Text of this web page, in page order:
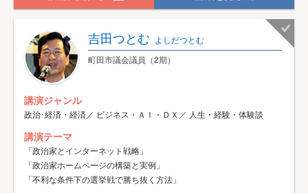
吉田つとむ よしだつとむ
町田市議会議員（2期）
講演ジャンル
政治･経済・経済／ ビジネス・ＡＩ・ＤＸ／ 人生・経験・体験談
講演テーマ
「政治家とインターネット戦略」
「政治家ホームページの構築と実例」
「不利な条件下の選挙戦で勝ち抜く方法」